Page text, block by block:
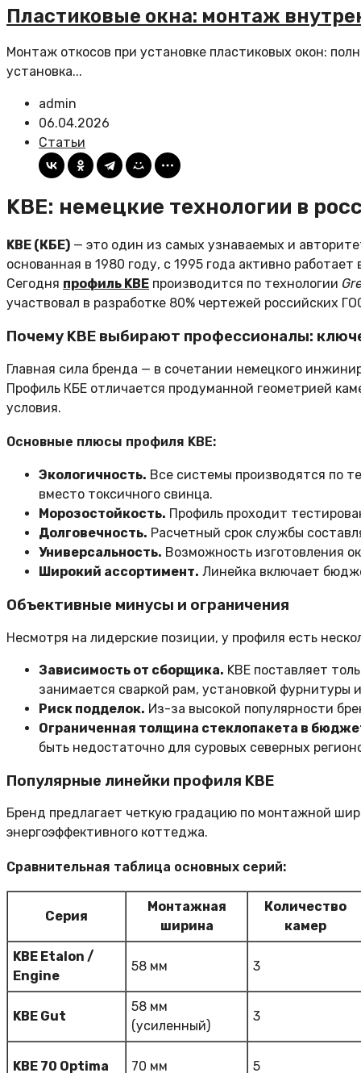
Пластиковые окна: монтаж
Монтаж откосов при установке пластиковых окон:
установка...
admin
06.04.2026
Статьи
KBE: немецкие технологии в
KBE (КБЕ) — это один из самых узнаваемых и
основанная в 1980 году, с 1995 года активно
Сегодня профиль KBE производится по технологии
участвовал в разработке 80% чертежей российских
Почему KBE выбирают профессионалы:
Главная сила бренда — в сочетании немецкого
Профиль КБЕ отличается продуманной геометрией
условия.
Основные плюсы профиля KBE:
Экологичность. Все системы производятся по
вместо токсичного свинца.
Морозостойкость. Профиль проходит
Долговечность. Расчетный срок службы
Универсальность. Возможность изготовления
Широкий ассортимент. Линейка включает
Объективные минусы и ограничения
Несмотря на лидерские позиции, у профиля есть
Зависимость от сборщика. KBE поставляет
занимается сваркой рам, установкой фурнитуры
Риск подделок. Из-за высокой популярности
Ограниченная толщина стеклопакета в
быть недостаточно для суровых северных
Популярные линейки профиля KBE
Бренд предлагает четкую градацию по монтажной
энергоэффективного коттеджа.
Сравнительная таблица основных серий:
Серия
Монтажная
ширина
Количество
камер
KBE Etalon /
Engine
58 мм 3
KBE Gut
58 мм
(усиленный)
3
KBE 70 Optima 70 мм 5